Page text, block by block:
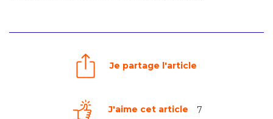
Je partage l'article
J'aime cet article 7